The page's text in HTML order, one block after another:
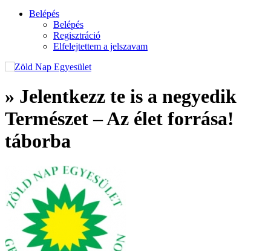
Belépés
Belépés
Regisztráció
Elfelejtettem a jelszavam
» Jelentkezz te is a negyedik
Természet – Az élet forrása!
táborba